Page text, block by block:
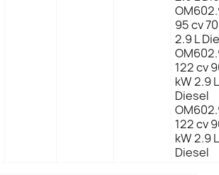
95 cv
2.9 L
122 cv
kW 2.9 L
Diesel
122 cv
kW 2.9 L
Diesel